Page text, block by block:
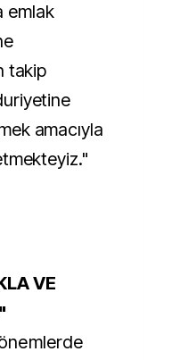
emlak
takip
amacıyla
VE